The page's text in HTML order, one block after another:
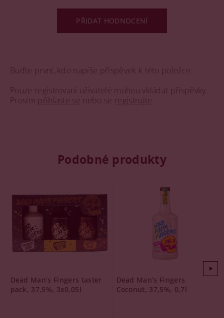
Buďte první, kdo napíše příspěvek k této položce.
Pouze registrovaní uživatelé mohou vkládat příspěvky.
Prosím přihlaste se nebo se registrujte
PŘIDAT HODNOCENÍ
Podobné produkty
Dead Man’s Fingers taster
pack, 37,5%, 3x0,05l
Dead Man’s Fingers
Coconut, 37,5%, 0,7l